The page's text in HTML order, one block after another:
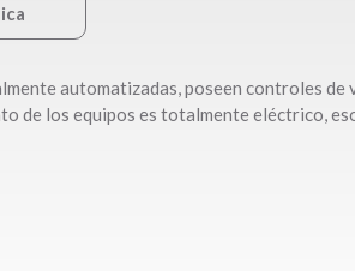
automatizadas, poseen controles
de los equipos es totalmente eléctrico,